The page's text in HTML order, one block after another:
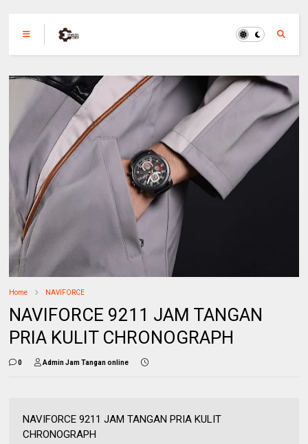
Home NAVIFORCE
NAVIFORCE 9211 JAM TANGAN
PRIA KULIT CHRONOGRAPH
0 Admin Jam Tangan online
NAVIFORCE 9211 JAM TANGAN PRIA KULIT
CHRONOGRAPH